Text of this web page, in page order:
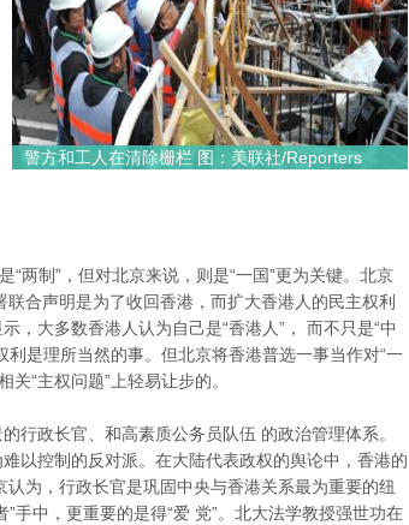
警方和工人在清除栅栏 图：美联社/Reporters
“两制”，但对北京来说，则是“一国”更为关键。北京
合声明是为了收回香港，而扩大香港人的民主权利
，大多数香港人认为自己是“香港人”， 而不只是“中
是理所当然的事。但北京将香港普选一事当作对“一
“主权问题”上轻易让步的。
行政长官、和高素质公务员队伍 的政治管理体系。
以控制的反对派。在大陆代表政权的舆论中，香港的
为，行政长官是巩固中央与香港关系最为重要的纽
手中，更重要的是得“爱 党”。北大法学教授强世功在